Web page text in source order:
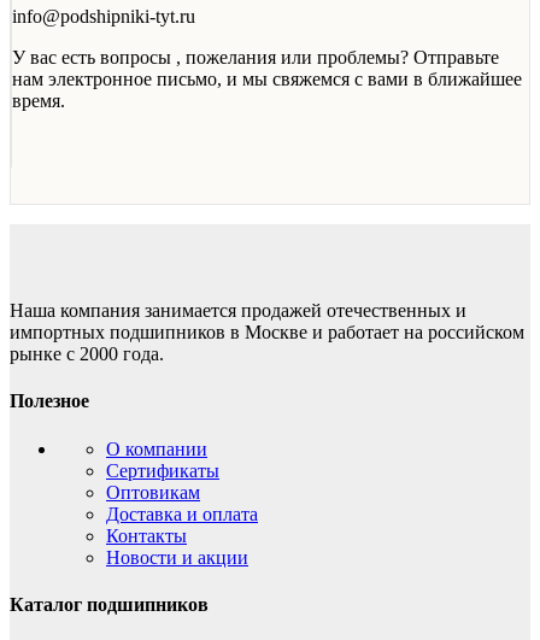
info@podshipniki-tyt.ru
У вас есть вопросы , пожелания или проблемы? Отправьте
нам электронное письмо, и мы свяжемся с вами в ближайшее
время.
Наша компания занимается продажей отечественных и
импортных подшипников в Москве и работает на российском
рынке с 2000 года.
Полезное
О компании
Сертификаты
Оптовикам
Доставка и оплата
Контакты
Новости и акции
Каталог подшипников